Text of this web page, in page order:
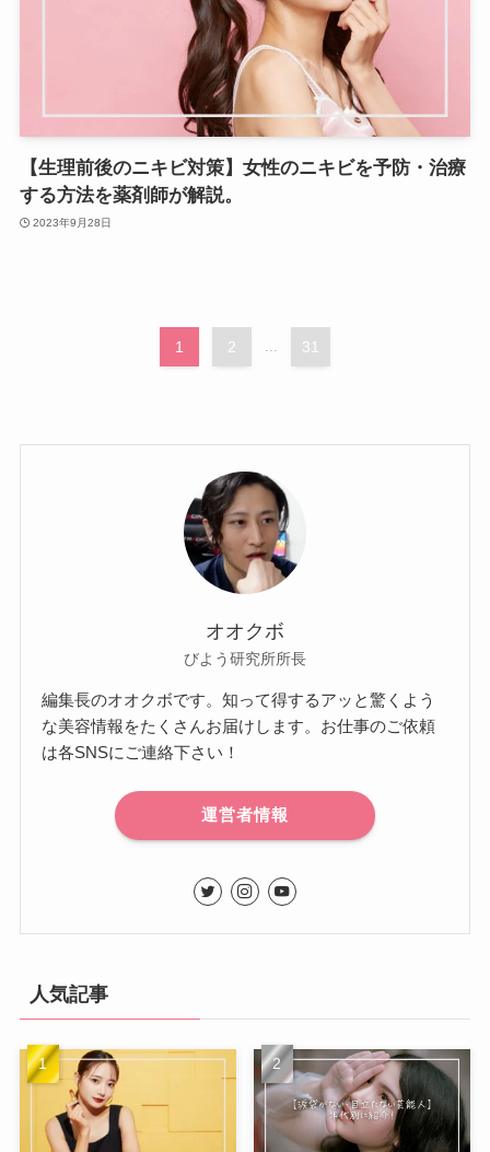
【生理前後のニキビ対策】女性のニキビを予防・治療
する方法を薬剤師が解説。
2023年9月28日
1 2 ... 31
オオクボ
びよう研究所所長
編集長のオオクボです。知って得するアッと驚くよう
な美容情報をたくさんお届けします。お仕事のご依頼
は各SNSにご連絡下さい！
運営者情報
人気記事